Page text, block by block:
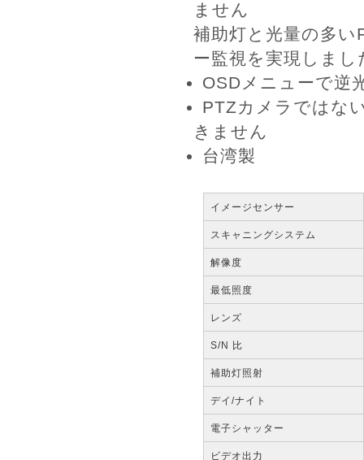
ません
補助灯と光量の多
ー監視を実現しまし
OSDメニューで逆
PTZカメラではな
きません
台湾製
イメージセンサー
スキャニングシステム
解像度
最低照度
レンズ
S/N 比
補助灯照射
デイ/ナイト
電子シャッター
ビデオ出力